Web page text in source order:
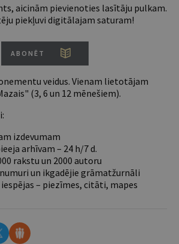
aicinām pievienoties lasītāju pulkam.
piekļuvi digitālajam saturam!
ABONĒT
veidus. Vienam lietotājam
(3, 6 un 12 mēnešiem).
izdevumam
arhīvam – 24 h/7 d.
rakstu un 2000 autoru
un ikgadējie grāmatžurnāli
– piezīmes, citāti, mapes